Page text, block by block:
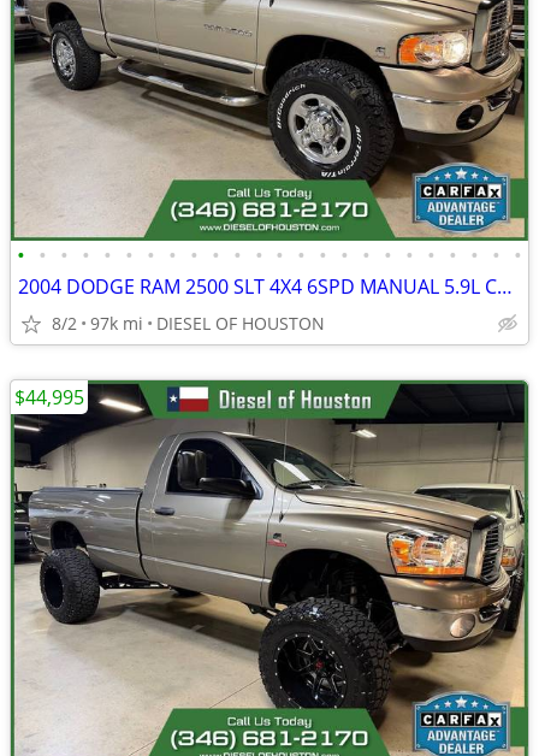
• • • • • • • • • • • • • • • • • • • • • • • •
2004 DODGE RAM 2500 SLT 4X4 6SPD MANUAL 5.9L CUMMINS DIESEL
8/2 97k mi DIESEL OF HOUSTON
$44,995